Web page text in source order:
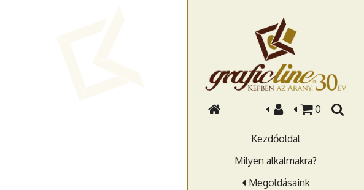
0
Kezdőoldal
Milyen alkalmakra?
Megoldásaink